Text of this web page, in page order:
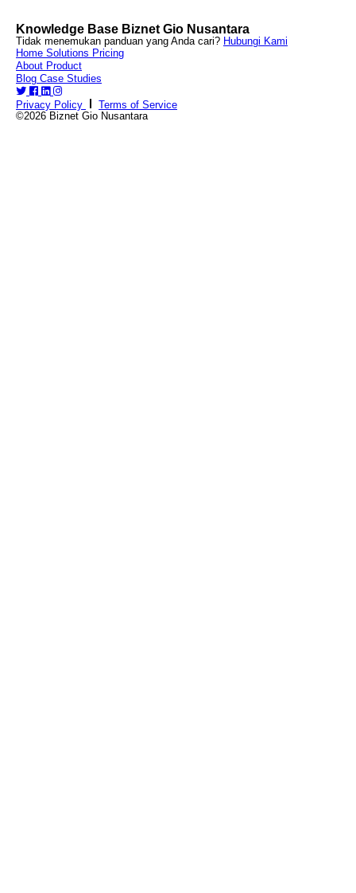
Knowledge Base Biznet Gio Nusantara
Tidak menemukan panduan yang Anda cari? Hubungi Kami
Home Solutions Pricing
About Product
Blog Case Studies
Privacy Policy
Terms of Service
©2026 Biznet Gio Nusantara